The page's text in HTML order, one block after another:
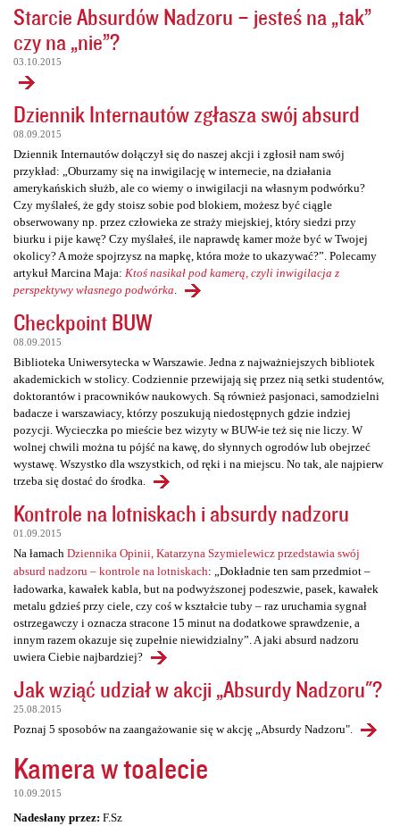
Starcie Absurdów Nadzoru – jesteś na „tak”
czy na „nie”?
03.10.2015
Dziennik Internautów zgłasza swój absurd
08.09.2015
Dziennik Internautów dołączył się do naszej akcji i zgłosił nam swój
przykład: „Oburzamy się na inwigilację w internecie, na działania
amerykańskich służb, ale co wiemy o inwigilacji na własnym podwórku?
Czy myślałeś, że gdy stoisz sobie pod blokiem, możesz być ciągle
obserwowany np. przez człowieka ze straży miejskiej, który siedzi przy
biurku i pije kawę? Czy myślałeś, ile naprawdę kamer może być w Twojej
okolicy? A może spojrzysz na mapkę, która może to ukazywać?”. Polecamy
artykuł Marcina Maja: Ktoś nasikał pod kamerą, czyli inwigilacja z
perspektywy własnego podwórka
Checkpoint BUW
08.09.2015
Biblioteka Uniwersytecka w Warszawie. Jedna z najważniejszych bibliotek
akademickich w stolicy. Codziennie przewijają się przez nią setki studentów,
doktorantów i pracowników naukowych. Są również pasjonaci, samodzielni
badacze i warszawiacy, którzy poszukują niedostępnych gdzie indziej
pozycji. Wycieczka po mieście bez wizyty w BUW-ie też się nie liczy. W
wolnej chwili można tu pójść na kawę, do słynnych ogrodów lub obejrzeć
wystawę. Wszystko dla wszystkich, od ręki i na miejscu. No tak, ale najpierw
trzeba się dostać do środka.
Kontrole na lotniskach i absurdy nadzoru
01.09.2015
Na łamach Dziennika Opinii, Katarzyna Szymielewicz przedstawia swój
absurd nadzoru – kontrole na lotniskach: „Dokładnie ten sam przedmiot –
ładowarka, kawałek kabla, but na podwyższonej podeszwie, pasek, kawałek
metalu gdzieś przy ciele, czy coś w kształcie tuby – raz uruchamia sygnał
ostrzegawczy i oznacza stracone 15 minut na dodatkowe sprawdzenie, a
innym razem okazuje się zupełnie niewidzialny”. A jaki absurd nadzoru
uwiera Ciebie najbardziej?
Jak wziąć udział w akcji „Absurdy Nadzoru"?
25.08.2015
Poznaj 5 sposobów na zaangażowanie się w akcję „Absurdy Nadzoru".
Kamera w toalecie
10.09.2015
Nadesłany przez: F.Sz